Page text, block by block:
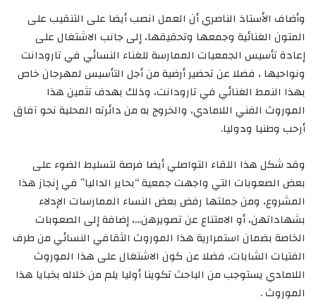
وأضاف الأستاذ الناصري أن العمل انصب أيضا على التنقيب على
المتون الغنائية وجمعها وتحقيقها، إلى جانب الاشتغال على
إعادة تأسيس الجمعيات الممارسة للغناء النسائي في تارودانت
ونواحيها ، فضلا عن تحضير أرضية من أجل التأسيس لمهرجان خاص
بهذا النمط الغنائي في تارودانت، وذلك بهدف تثمين هذا
الموروث الفني اللامادي، والخروج به من دائرته المحلية نحو آفاق
أرحب وطنيا ودوليا.
وقد شكل هذا اللقاء التواصلي أيضا فرصة لتسليط الضوء على
بعض الصعوبات التي واجهت جمعية “بحاير الداليا” في إنجاز هذا
المشروع، ومن جملتها رفض بعض النساء الممارسات الإدلاء
بشهاداتهن، أو الامتناع عن تصويرهن…، إضافة إلى الصعوبات
الخاصة بضمان استمرارية هذا الموروث الثقافي النسائي من طرف
الفتيات الشابات، فضلا عن كون الاشتغال على هذا الموروث
اللامادي يستوجب من الباحث تكوينا أوليا يلم من خلاله بخبايا هذا
الموروث .